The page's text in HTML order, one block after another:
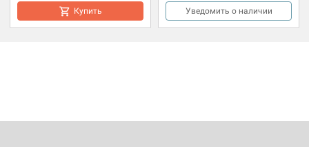
Купить Уведомить о наличии